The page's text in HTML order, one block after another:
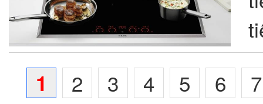
1
2 3 4 5 6
7